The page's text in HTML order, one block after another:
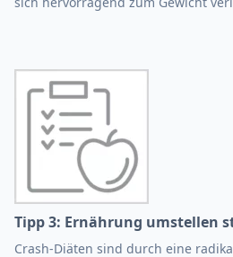
Tipp 3: Ernährung umstellen
Crash-Diäten sind durch eine